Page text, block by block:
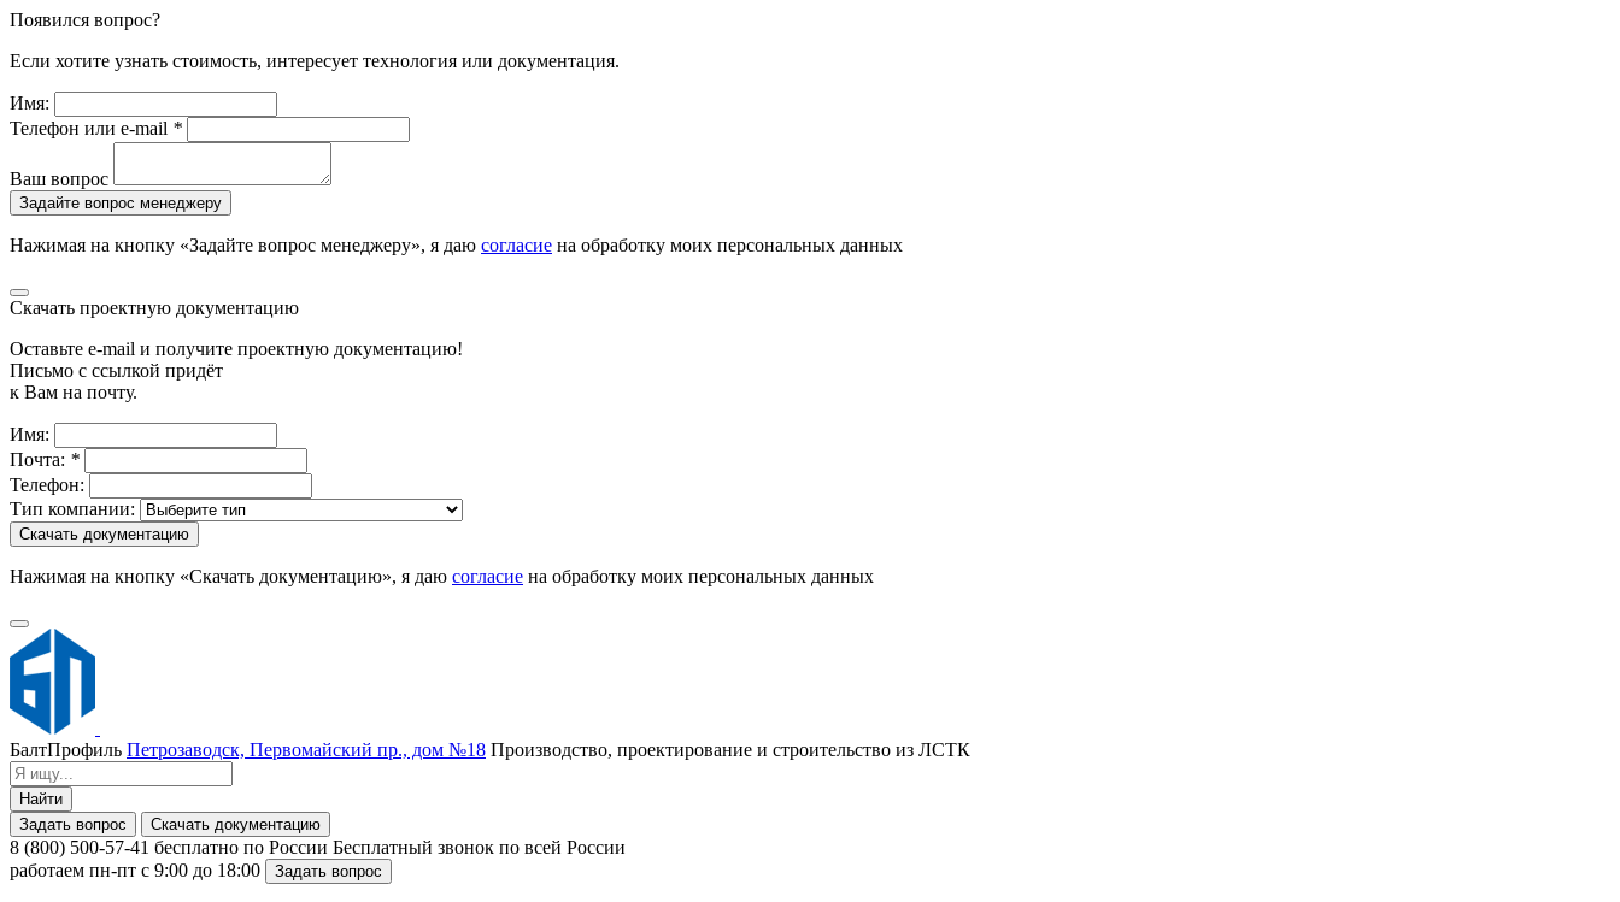
Появился вопрос?
Если хотите узнать стоимость, интересует технология или документация.
Имя:
Телефон или e-mail *
Ваш вопрос
Задайте вопрос менеджеру
Нажимая на кнопку «Задайте вопрос менеджеру», я даю согласие на обработку моих персональных данных
Скачать проектную документацию
Оставьте e-mail и получите проектную документацию!
Письмо с ссылкой придёт
к Вам на почту.
Имя:
Почта: *
Телефон:
Тип компании:
Скачать документацию
Нажимая на кнопку «Скачать документацию», я даю согласие на обработку моих персональных данных
БалтПрофиль Петрозаводск, Первомайский пр., дом №18 Производство, проектирование и строительство из ЛСТК
Найти
Задать вопрос
Скачать документацию
8 (800) 500-57-41 бесплатно по России Бесплатный звонок по всей России
работаем пн-пт с 9:00 до 18:00
Задать вопрос